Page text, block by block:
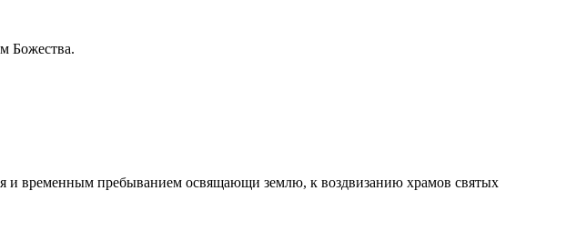
Божества.
и временным пребыванием освящающи землю, к воздвизанию храмов святых